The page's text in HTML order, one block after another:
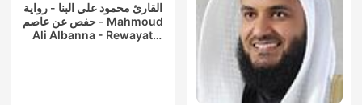
القارئ محمود علي البنا - رواية
حفص عن عاصم - Mahmoud
Ali Albanna - Rewayat